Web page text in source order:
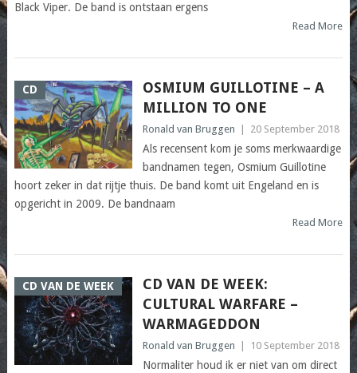
Black Viper. De band is ontstaan ergens
Read More
CD
OSMIUM GUILLOTINE – A
MILLION TO ONE
Ronald van Bruggen 20 September 2018
Als recensent kom je soms merkwaardige
bandnamen tegen, Osmium Guillotine
hoort zeker in dat rijtje thuis. De band komt uit Engeland en is
opgericht in 2009. De bandnaam
Read More
CD VAN DE WEEK
CD VAN DE WEEK:
CULTURAL WARFARE –
WARMAGEDDON
Ronald van Bruggen 10 September 2018
Normaliter houd ik er niet van om direct